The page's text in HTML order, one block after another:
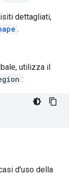
dettagliati,
.
utilizza il
:
d'uso della